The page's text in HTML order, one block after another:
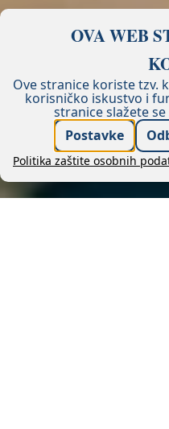
Garancija najbolje
Rezerviraj
OVA WEB
Ove stranice koriste tzv.
korisničko iskustvo i
stranice slažete
Postavke
Politika zaštite osobnih